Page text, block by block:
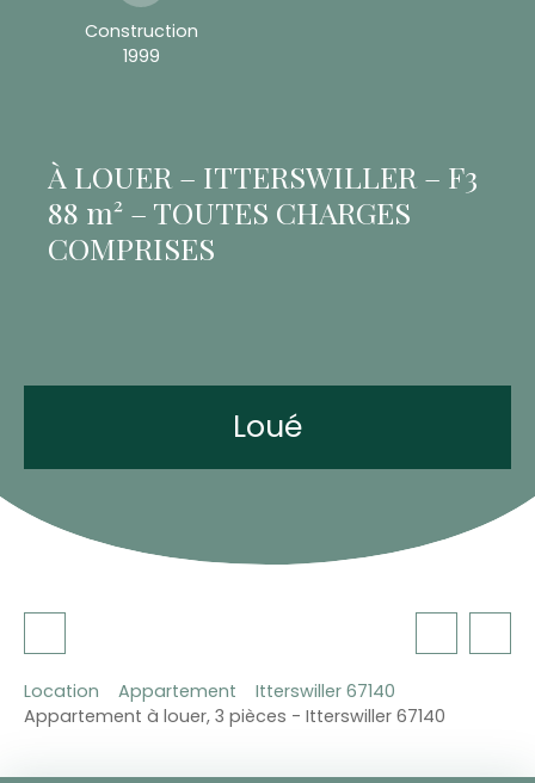
Construction
1999
À LOUER – ITTERSWILLER – F3
88 m² – TOUTES CHARGES
COMPRISES
Loué
Location Appartement
Itterswiller 67140
Appartement à louer, 3 pièces - Itterswiller 67140